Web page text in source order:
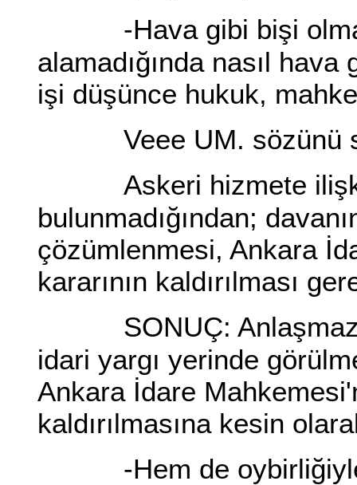
-Hava gibi bişi
alamadığında nasıl
işi düşünce hukuk,
Veee UM.
Askeri hizmete
bulunmadığından;
çözümlenmesi, Ankara
kararının kaldırılması
SONUÇ:
idari yargı yerinde
Ankara İdare
kaldırılmasına kesin
-Hem de